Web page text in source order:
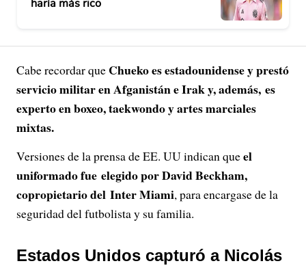
haría más rico
Cabe recordar que Chueko es estadounidense y prestó
servicio militar en Afganistán e Irak y, además, es
experto en boxeo, taekwondo y artes marciales
mixtas.
Versiones de la prensa de EE. UU indican queel
uniformado fue elegido por David Beckham,
copropietario del Inter Miami, para encargase de la
seguridad del futbolista y su familia.
Estados Unidos capturó a Nicolás